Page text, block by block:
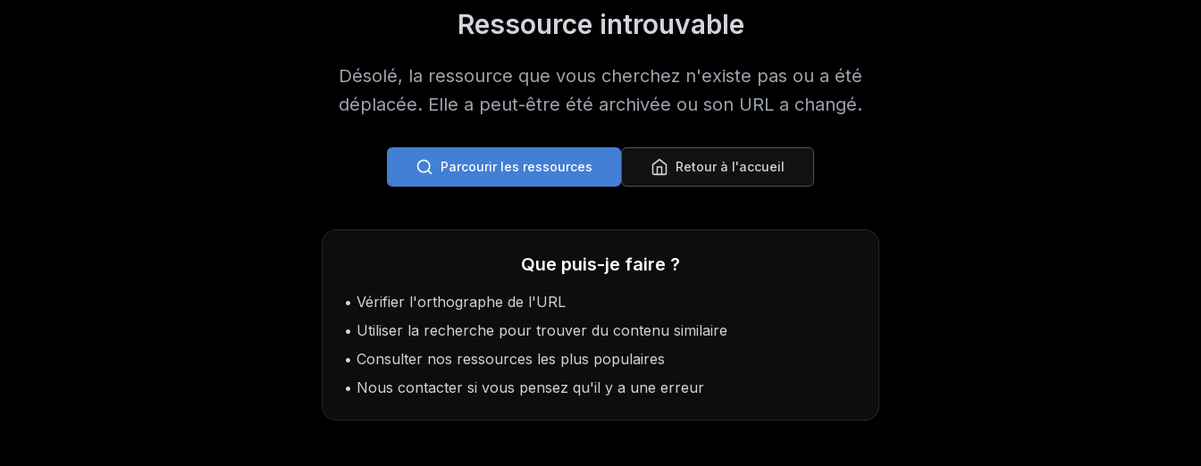
Ressource introuvable
Désolé, la ressource que vous cherchez n'existe pas ou a été
déplacée. Elle a peut-être été archivée ou son URL a changé.
Parcourir les ressources Retour à l'accueil
Que puis-je faire ?
• Vérifier l'orthographe de l'URL
• Utiliser la recherche pour trouver du contenu similaire
• Consulter nos ressources les plus populaires
• Nous contacter si vous pensez qu'il y a une erreur